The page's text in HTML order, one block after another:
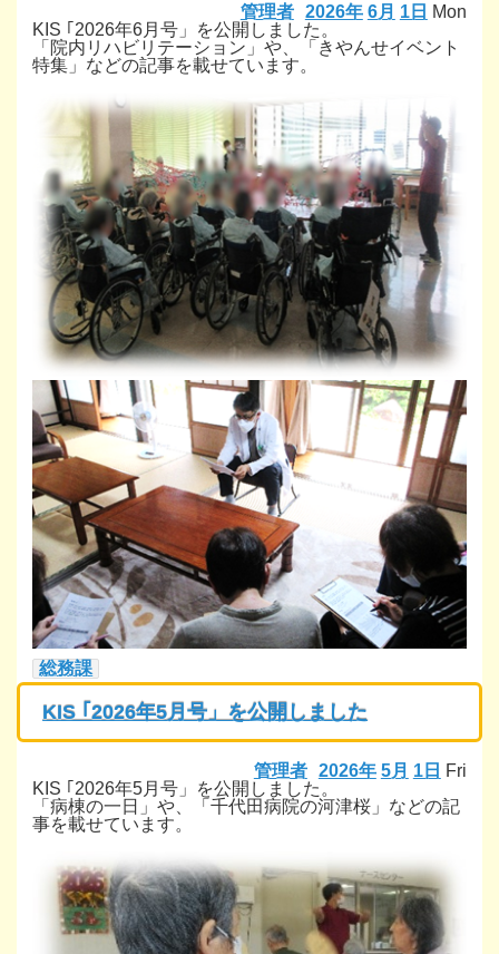
2026年 6月 1日 Mon
管理者
KIS ｢2026年6月号」を公開しました。
「院内リハビリテーション」や、「きやんせイベント
特集」などの記事を載せています。
総務課
KIS ｢2026年5月号」を公開しました
2026年 5月 1日 Fri
管理者
KIS ｢2026年5月号」を公開しました。
「病棟の一日」や、「千代田病院の河津桜」などの記
事を載せています。